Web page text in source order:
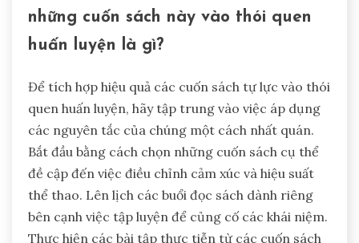
những cuốn sách này vào thói quen
huấn luyện là gì?
Để tích hợp hiệu quả các cuốn sách tự lực vào thói
quen huấn luyện, hãy tập trung vào việc áp dụng
các nguyên tắc của chúng một cách nhất quán.
Bắt đầu bằng cách chọn những cuốn sách cụ thể
đề cập đến việc điều chỉnh cảm xúc và hiệu suất
thể thao. Lên lịch các buổi đọc sách dành riêng
bên cạnh việc tập luyện để củng cố các khái niệm.
Thực hiện các bài tập thực tiễn từ các cuốn sách